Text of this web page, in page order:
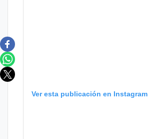
Ver esta publicación en Instagram